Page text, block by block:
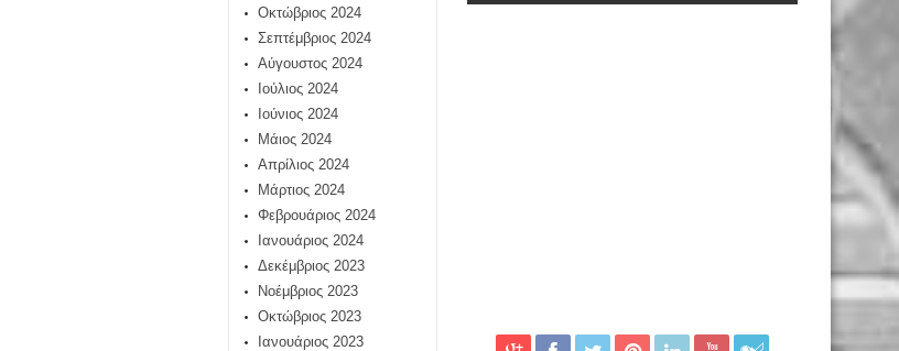
Οκτώβριος 2024
Σεπτέμβριος 2024
Αύγουστος 2024
Ιούλιος 2024
Ιούνιος 2024
Μάιος 2024
Απρίλιος 2024
Μάρτιος 2024
Φεβρουάριος 2024
Ιανουάριος 2024
Δεκέμβριος 2023
Νοέμβριος 2023
Οκτώβριος 2023
Ιανουάριος 2023